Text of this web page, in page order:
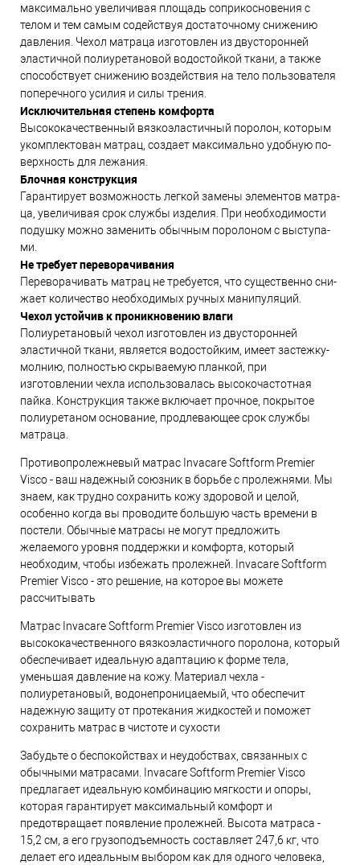
максимально увеличивая площадь соприкосновения с
телом и тем самым содействуя достаточному снижению
давления. Чехол матраца изготовлен из двусторонней
эластичной полиуретановой водостойкой ткани, а также
способствует снижению воздействия на тело пользователя
поперечного усилия и силы трения.
Ис­клю­чи­тель­ная сте­пе­нь ком­фор­та
Вы­со­ко­ка­чест­вен­ный вяз­ко­э­лас­тич­ный по­ро­лон, ко­то­рым
уком­плек­то­ван мат­рац, соз­да­ет мак­си­маль­но удоб­ную по­
верх­ность для ле­жа­ния.
Блоч­ная кон­струк­ция
Га­ран­ти­ру­ет воз­мож­ность лег­кой за­ме­ны эле­мен­тов мат­ра­
ца, уве­ли­чи­вая срок служ­бы из­де­лия. При не­об­хо­ди­мос­ти
по­душ­ку мож­но за­ме­нить обыч­ным по­ро­ло­ном с выс­ту­па­
ми.
Не тре­бу­ет пе­ре­во­ра­чи­ва­ния
Пе­ре­во­ра­чи­вать мат­рац не тре­бу­ет­ся, что су­щес­твен­но сни­
жа­ет ко­ли­чес­тво не­об­хо­ди­мых руч­ных ма­ни­пу­ля­ций.
Чехол устойчив к проникновению влаги
Полиуретановый чехол изготовлен из двусторонней
эластичной ткани, является водостойким, имеет застежку-
молнию, полностью скрываемую планкой, при
изготовлении чехла использовалась высокочастотная
пайка. Конструкция также включает прочное, покрытое
полиуретаном основание, продлевающее срок службы
матраца.
Противопролежневый матрас Invacare Softform Premier
Visco - ваш надежный союзник в борьбе с пролежнями. Мы
знаем, как трудно сохранить кожу здоровой и целой,
особенно когда вы проводите большую часть времени в
постели. Обычные матрасы не могут предложить
желаемого уровня поддержки и комфорта, который
необходим, чтобы избежать пролежней. Invacare Softform
Premier Visco - это решение, на которое вы можете
рассчитывать
Матрас Invacare Softform Premier Visco изготовлен из
высококачественного вязкоэластичного поролона, который
обеспечивает идеальную адаптацию к форме тела,
уменьшая давление на кожу. Материал чехла -
полиуретановый, водонепроницаемый, что обеспечит
надежную защиту от протекания жидкостей и поможет
сохранить матрас в чистоте и сухости
Забудьте о беспокойствах и неудобствах, связанных с
обычными матрасами. Invacare Softform Premier Visco
предлагает идеальную комбинацию мягкости и опоры,
которая гарантирует максимальный комфорт и
предотвращает появление пролежней. Высота матраса -
15,2 см, а его грузоподъемность составляет 247,6 кг, что
делает его идеальным выбором как для одного человека,